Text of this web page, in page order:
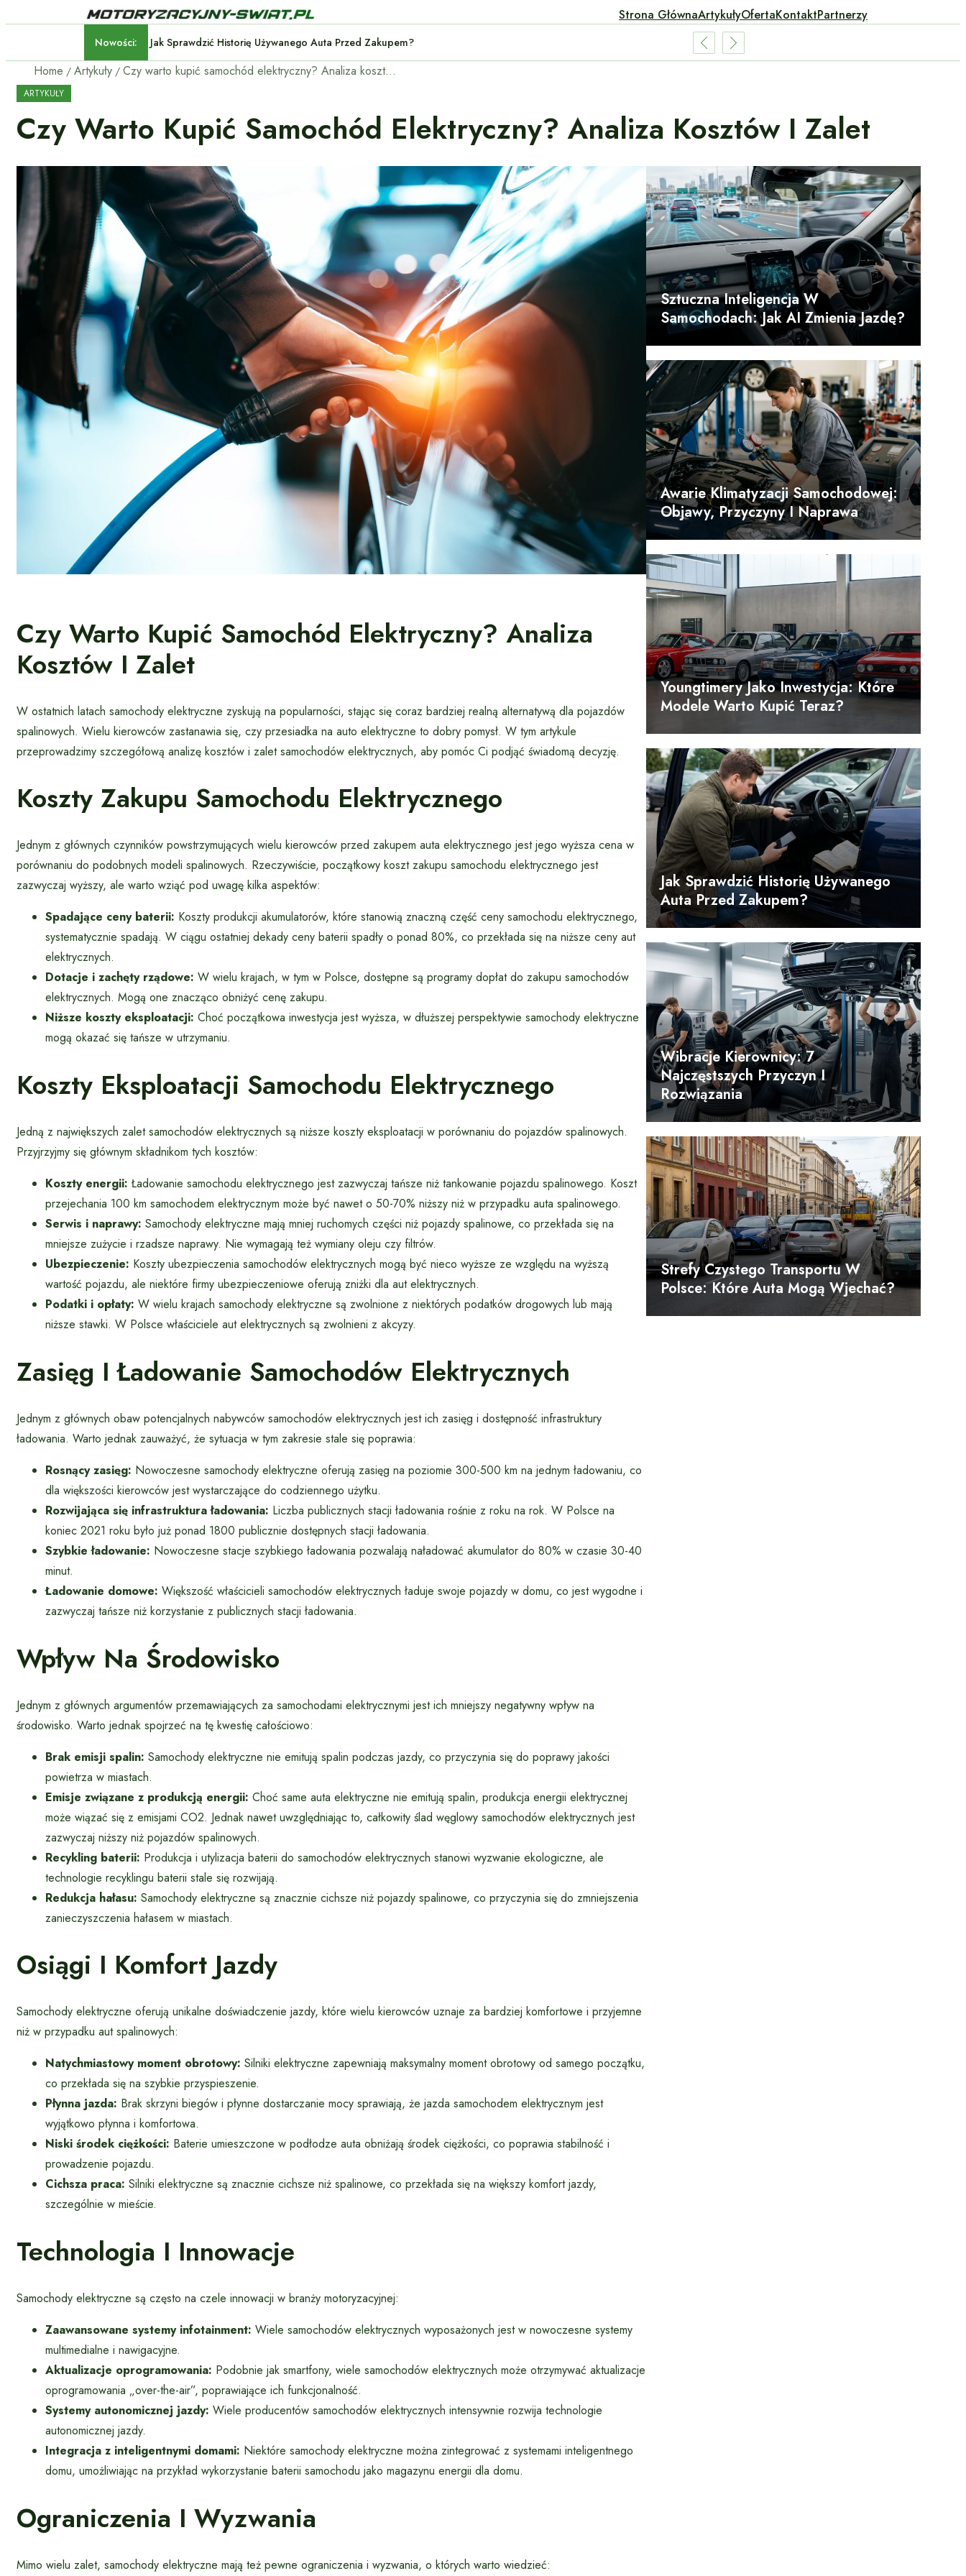
Strona GłównaArtykułyOfertaKontaktPartnerzy
Nowości: Jak Sprawdzić Historię Używanego Auta Przed Zakupem?
Home Artykuły Czy warto kupić samochód elektryczny? Analiza kosztów i zalet
ARTYKUŁY
Czy Warto Kupić Samochód Elektryczny? Analiza Kosztów I Zalet
Czy Warto Kupić Samochód Elektryczny? Analiza
Kosztów I Zalet
W ostatnich latach samochody elektryczne zyskują na popularności, stając się coraz bardziej realną alternatywą dla pojazdów
spalinowych. Wielu kierowców zastanawia się, czy przesiadka na auto elektryczne to dobry pomysł. W tym artykule
przeprowadzimy szczegółową analizę kosztów i zalet samochodów elektrycznych, aby pomóc Ci podjąć świadomą decyzję.
Koszty Zakupu Samochodu Elektrycznego
Jednym z głównych czynników powstrzymujących wielu kierowców przed zakupem auta elektrycznego jest jego wyższa cena w
porównaniu do podobnych modeli spalinowych. Rzeczywiście, początkowy koszt zakupu samochodu elektrycznego jest
zazwyczaj wyższy, ale warto wziąć pod uwagę kilka aspektów:
Spadające ceny baterii: Koszty produkcji akumulatorów, które stanowią znaczną część ceny samochodu elektrycznego,
systematycznie spadają. W ciągu ostatniej dekady ceny baterii spadły o ponad 80%, co przekłada się na niższe ceny aut
elektrycznych.
Dotacje i zachęty rządowe: W wielu krajach, w tym w Polsce, dostępne są programy dopłat do zakupu samochodów
elektrycznych. Mogą one znacząco obniżyć cenę zakupu.
Niższe koszty eksploatacji: Choć początkowa inwestycja jest wyższa, w dłuższej perspektywie samochody elektryczne
mogą okazać się tańsze w utrzymaniu.
Koszty Eksploatacji Samochodu Elektrycznego
Jedną z największych zalet samochodów elektrycznych są niższe koszty eksploatacji w porównaniu do pojazdów spalinowych.
Przyjrzyjmy się głównym składnikom tych kosztów:
Koszty energii: Ładowanie samochodu elektrycznego jest zazwyczaj tańsze niż tankowanie pojazdu spalinowego. Koszt
przejechania 100 km samochodem elektrycznym może być nawet o 50-70% niższy niż w przypadku auta spalinowego.
Serwis i naprawy: Samochody elektryczne mają mniej ruchomych części niż pojazdy spalinowe, co przekłada się na
mniejsze zużycie i rzadsze naprawy. Nie wymagają też wymiany oleju czy filtrów.
Ubezpieczenie: Koszty ubezpieczenia samochodów elektrycznych mogą być nieco wyższe ze względu na wyższą
wartość pojazdu, ale niektóre firmy ubezpieczeniowe oferują zniżki dla aut elektrycznych.
Podatki i opłaty: W wielu krajach samochody elektryczne są zwolnione z niektórych podatków drogowych lub mają
niższe stawki. W Polsce właściciele aut elektrycznych są zwolnieni z akcyzy.
Zasięg I Ładowanie Samochodów Elektrycznych
Jednym z głównych obaw potencjalnych nabywców samochodów elektrycznych jest ich zasięg i dostępność infrastruktury
ładowania. Warto jednak zauważyć, że sytuacja w tym zakresie stale się poprawia:
Rosnący zasięg: Nowoczesne samochody elektryczne oferują zasięg na poziomie 300-500 km na jednym ładowaniu, co
dla większości kierowców jest wystarczające do codziennego użytku.
Rozwijająca się infrastruktura ładowania: Liczba publicznych stacji ładowania rośnie z roku na rok. W Polsce na
koniec 2021 roku było już ponad 1800 publicznie dostępnych stacji ładowania.
Szybkie ładowanie: Nowoczesne stacje szybkiego ładowania pozwalają naładować akumulator do 80% w czasie 30-40
minut.
Ładowanie domowe: Większość właścicieli samochodów elektrycznych ładuje swoje pojazdy w domu, co jest wygodne i
zazwyczaj tańsze niż korzystanie z publicznych stacji ładowania.
Wpływ Na Środowisko
Jednym z głównych argumentów przemawiających za samochodami elektrycznymi jest ich mniejszy negatywny wpływ na
środowisko. Warto jednak spojrzeć na tę kwestię całościowo:
Brak emisji spalin: Samochody elektryczne nie emitują spalin podczas jazdy, co przyczynia się do poprawy jakości
powietrza w miastach.
Emisje związane z produkcją energii: Choć same auta elektryczne nie emitują spalin, produkcja energii elektrycznej
może wiązać się z emisjami CO2. Jednak nawet uwzględniając to, całkowity ślad węglowy samochodów elektrycznych jest
zazwyczaj niższy niż pojazdów spalinowych.
Recykling baterii: Produkcja i utylizacja baterii do samochodów elektrycznych stanowi wyzwanie ekologiczne, ale
technologie recyklingu baterii stale się rozwijają.
Redukcja hałasu: Samochody elektryczne są znacznie cichsze niż pojazdy spalinowe, co przyczynia się do zmniejszenia
zanieczyszczenia hałasem w miastach.
Osiągi I Komfort Jazdy
Samochody elektryczne oferują unikalne doświadczenie jazdy, które wielu kierowców uznaje za bardziej komfortowe i przyjemne
niż w przypadku aut spalinowych:
Natychmiastowy moment obrotowy: Silniki elektryczne zapewniają maksymalny moment obrotowy od samego początku,
co przekłada się na szybkie przyspieszenie.
Płynna jazda: Brak skrzyni biegów i płynne dostarczanie mocy sprawiają, że jazda samochodem elektrycznym jest
wyjątkowo płynna i komfortowa.
Niski środek ciężkości: Baterie umieszczone w podłodze auta obniżają środek ciężkości, co poprawia stabilność i
prowadzenie pojazdu.
Cichsza praca: Silniki elektryczne są znacznie cichsze niż spalinowe, co przekłada się na większy komfort jazdy,
szczególnie w mieście.
Technologia I Innowacje
Samochody elektryczne są często na czele innowacji w branży motoryzacyjnej:
Zaawansowane systemy infotainment: Wiele samochodów elektrycznych wyposażonych jest w nowoczesne systemy
multimedialne i nawigacyjne.
Aktualizacje oprogramowania: Podobnie jak smartfony, wiele samochodów elektrycznych może otrzymywać aktualizacje
oprogramowania „over-the-air”, poprawiające ich funkcjonalność.
Systemy autonomicznej jazdy: Wiele producentów samochodów elektrycznych intensywnie rozwija technologie
autonomicznej jazdy.
Integracja z inteligentnymi domami: Niektóre samochody elektryczne można zintegrować z systemami inteligentnego
domu, umożliwiając na przykład wykorzystanie baterii samochodu jako magazynu energii dla domu.
Ograniczenia I Wyzwania
Mimo wielu zalet, samochody elektryczne mają też pewne ograniczenia i wyzwania, o których warto wiedzieć:
Sztuczna Inteligencja W
Samochodach: Jak AI Zmienia Jazdę?
Awarie Klimatyzacji Samochodowej:
Objawy, Przyczyny I Naprawa
Youngtimery Jako Inwestycja: Które
Modele Warto Kupić Teraz?
Jak Sprawdzić Historię Używanego
Auta Przed Zakupem?
Wibracje Kierownicy: 7
Najczęstszych Przyczyn I
Rozwiązania
Strefy Czystego Transportu W
Polsce: Które Auta Mogą Wjechać?